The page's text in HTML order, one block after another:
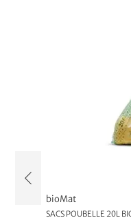
bioMat
SACS POUBELLE 20L